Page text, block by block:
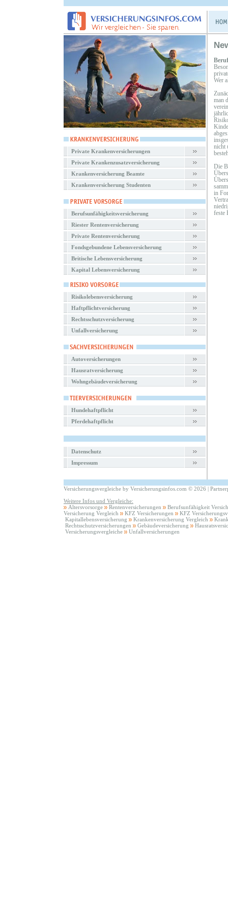
Private Krankenversicherungen
Private Krankenzusatzversicherung
Krankenversicherung Beamte
Krankenversicherung Studenten
Berufsunfähigkeitsversicherung
Riester Rentenversicherung
Private Rentenversicherung
Fondsgebundene Lebensversicherung
Britische Lebensversicherung
Kapital Lebensversicherung
Risikolebensversicherung
Haftpflichtversicherung
Rechtsschutzversicherung
Unfallversicherung
Autoversicherungen
Hausratversicherung
Wohngebäudeversicherung
Hundehaftpflicht
Pferdehaftpflicht
Datenschutz
Impressum
Wer
man
nicht
Die
in
feste
Versicherungsvergleiche by Versicherungsinfos.com © 2026 |
Weitere Infos und Vergleiche:
Altersvorsorge
Rentenversicherungen
Berufsunfähigkeit
Versicherung Vergleich
KFZ Versicherungen
KFZ
Kapitallebensversicherung
Krankenversicherung Vergleich
Rechtsschutzversicherungen
Gebäudeversicherung
Versicherungsvergleiche
Unfallversicherungen